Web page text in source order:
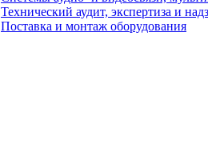
Технический аудит, экспертиза и
Поставка и монтаж оборудования